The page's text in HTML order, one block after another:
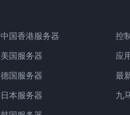
中国香港服务器
美国服务器
德国服务器
日本服务器
控
应
最
九